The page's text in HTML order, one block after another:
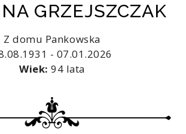
GRZEJSZCZAK
Z domu Pankowska
- 07.01.2026
Wiek: 94 lata